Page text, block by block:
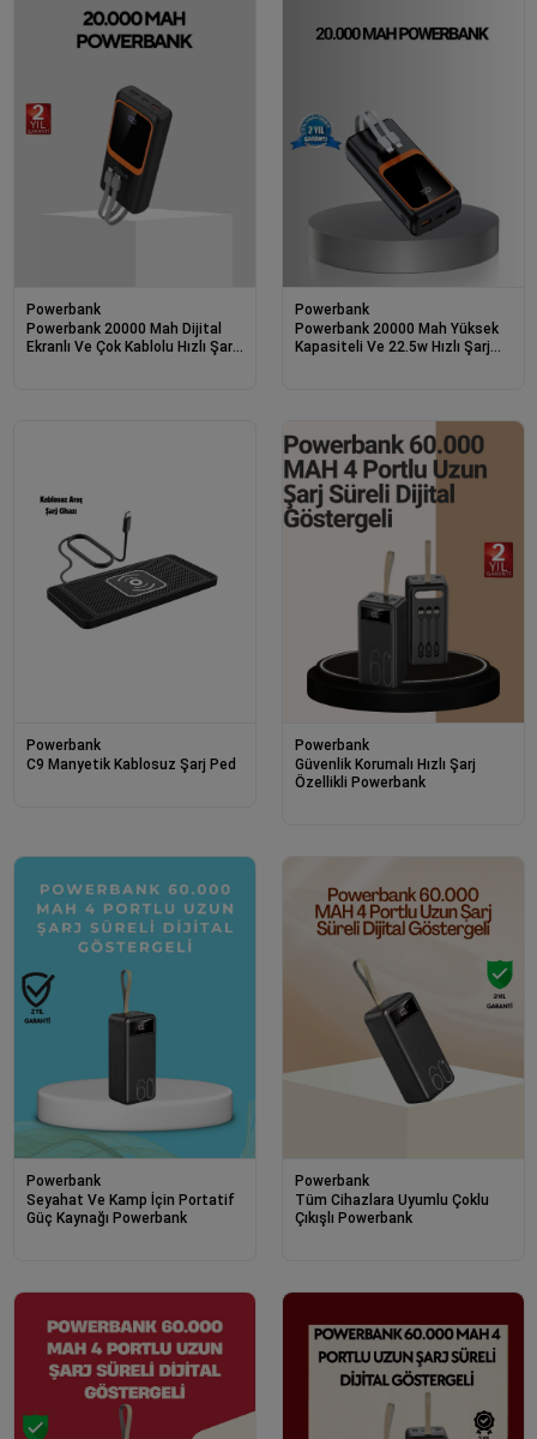
Powerbank
Powerbank 20000 Mah Dijital
Ekranlı Ve Çok Kablolu Hızlı Şarj
Powerbank
Powerbank 20000 Mah Yüksek
Kapasiteli Ve 22.5w Hızlı Şarj
Powerbank
C9 Manyetik Kablosuz Şarj Ped
Powerbank
Güvenlik Korumalı Hızlı Şarj
Özellikli Powerbank
Powerbank
Seyahat Ve Kamp İçin Portatif
Güç Kaynağı Powerbank
Powerbank
Tüm Cihazlara Uyumlu Çoklu
Çıkışlı Powerbank